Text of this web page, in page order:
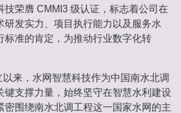
技荣膺 CMMI3 级认证，标志着公司在
研发实力、项目执行能力以及服务水
标准的肯定，为推动行业数字化转
以来，水网智慧科技作为中国南水北调
键支撑力量，始终坚守在智慧水利建设
密围绕南水北调工程这一国家水网的主